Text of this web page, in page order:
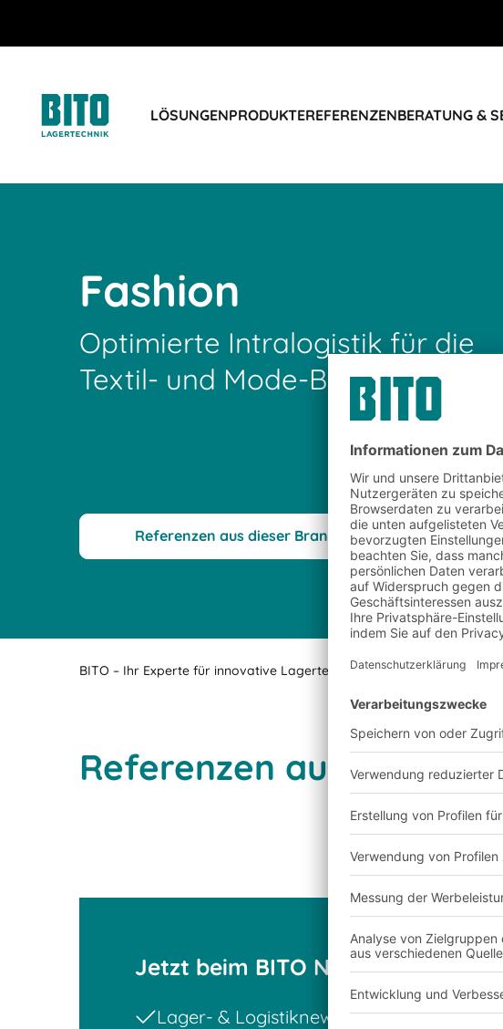
LÖSUNGENPRODUKTEREFERENZENBERATUNG &
Fashion
Optimierte Intralogistik für die
Textil- und Mode-Branche
Referenzen aus dieser Branche
BITO – Ihr Experte für innovative Lagertechnik- und Logistiklösungen
Referenzen aus der
Jetzt beim BITO Newsletter
Lager- & Logistiknews Exklusive